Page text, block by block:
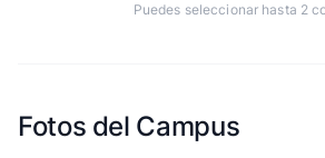
Puedes seleccionar hasta 2
Fotos del Campus